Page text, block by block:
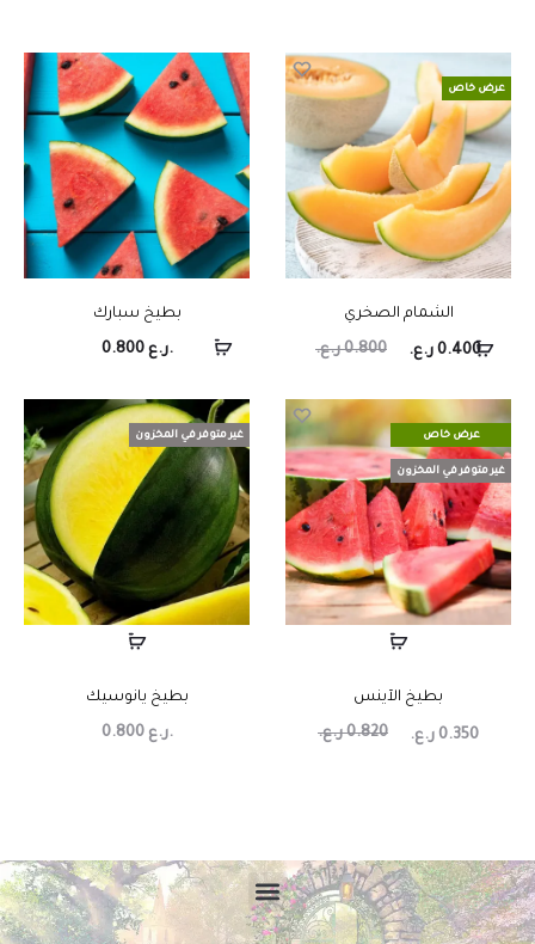
عرض خاص
الشمام الصخري
0.800 ر.ع. 0.400 ر.ع.
بطيخ سبارك
0.800 ر.ع.
عرض خاص
غير متوفر في المخزون
بطيخ الآينس
0.820 ر.ع. 0.350 ر.ع.
غير متوفر في المخزون
بطيخ يانوسيك
0.800 ر.ع.